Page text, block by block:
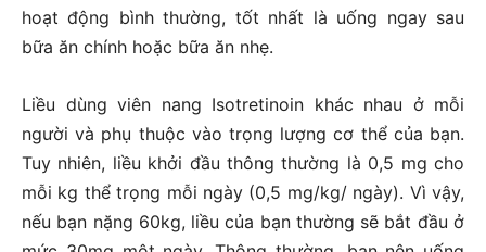
hoạt động bình thường, tốt nhất là uống ngay sau
bữa ăn chính hoặc bữa ăn nhẹ.
Liều dùng viên nang Isotretinoin khác nhau ở mỗi
người và phụ thuộc vào trọng lượng cơ thể của bạn.
Tuy nhiên, liều khởi đầu thông thường là 0,5 mg cho
mỗi kg thể trọng mỗi ngày (0,5 mg/kg/ ngày). Vì vậy,
nếu bạn nặng 60kg, liều của bạn thường sẽ bắt đầu ở